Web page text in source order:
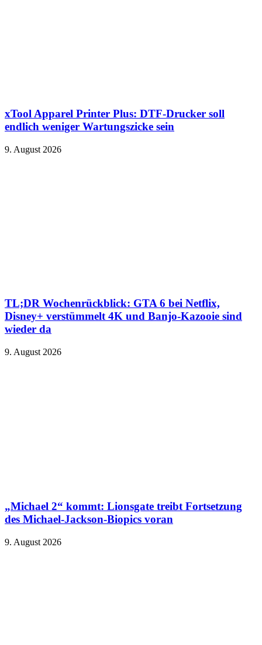
xTool Apparel Printer Plus: DTF-Drucker soll
endlich weniger Wartungszicke sein
9. August 2026
TL;DR Wochenrückblick: GTA 6 bei Netflix,
Disney+ verstümmelt 4K und Banjo-Kazooie sind
wieder da
9. August 2026
„Michael 2“ kommt: Lionsgate treibt Fortsetzung
des Michael-Jackson-Biopics voran
9. August 2026